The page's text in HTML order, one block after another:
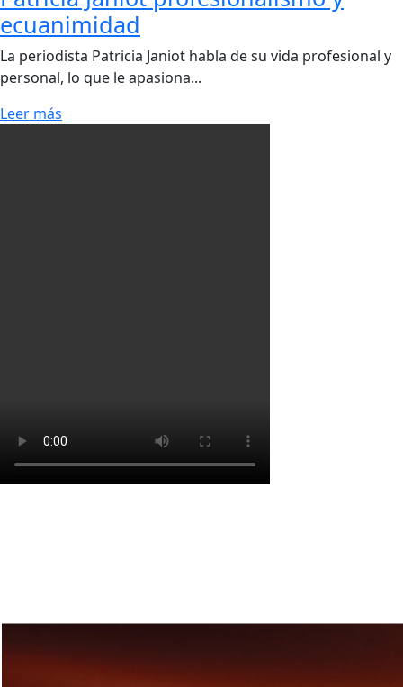
ecuanimidad
La periodista Patricia Janiot habla de su vida profesional y
personal, lo que le apasiona...
Leer más